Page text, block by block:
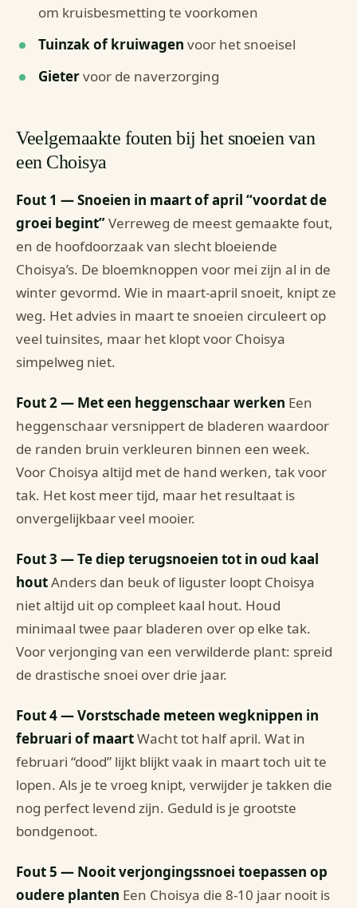
om kruisbesmetting te voorkomen
Tuinzak of kruiwagen voor het snoeisel
Gietervoor de naverzorging
Veelgemaakte fouten bij het snoeien van
een Choisya
Fout 1 — Snoeien in maart of april “voordat de
groei begint”Verreweg de meest gemaakte fout,
en de hoofdoorzaak van slecht bloeiende
Choisya’s. De bloemknoppen voor mei zijn al in de
winter gevormd. Wie in maart-april snoeit, knipt ze
weg. Het advies in maart te snoeien circuleert op
veel tuinsites, maar het klopt voor Choisya
simpelweg niet.
Fout 2 — Met een heggenschaar werken Een
heggenschaar versnippert de bladeren waardoor
de randen bruin verkleuren binnen een week.
Voor Choisya altijd met de hand werken, tak voor
tak. Het kost meer tijd, maar het resultaat is
onvergelijkbaar veel mooier.
Fout 3 — Te diep terugsnoeien tot in oud kaal
houtAnders dan beuk of liguster loopt Choisya
niet altijd uit op compleet kaal hout. Houd
minimaal twee paar bladeren over op elke tak.
Voor verjonging van een verwilderde plant: spreid
de drastische snoei over drie jaar.
Fout 4 — Vorstschade meteen wegknippen in
februari of maartWacht tot half april. Wat in
februari “dood” lijkt blijkt vaak in maart toch uit te
lopen. Als je te vroeg knipt, verwijder je takken die
nog perfect levend zijn. Geduld is je grootste
bondgenoot.
Fout 5 — Nooit verjongingssnoei toepassen op
oudere planten Een Choisya die 8-10 jaar nooit is